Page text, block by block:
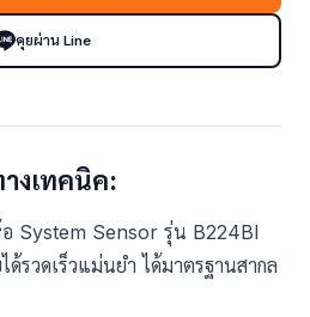
คุยผ่าน Line
งเทคนิค:
System Sensor รุ่น B224BI
รวดเร็วแม่นยำ ได้มาตรฐานสากล